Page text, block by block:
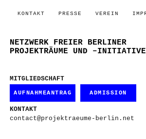
KONTAKT PRESSE VEREIN
NETZWERK FREIER BERLINER
PROJEKTRÄUME UND
MITGLIEDSCHAFT
AUFNAHMEANTRAG ADMISSION
KONTAKT
contact@projektraeume-berlin.net